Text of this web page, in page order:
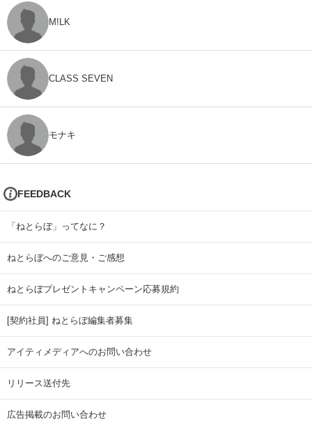
M!LK
CLASS SEVEN
モナキ
FEEDBACK
「ねとらぼ」ってなに？
ねとらぼへのご意見・ご感想
ねとらぼプレゼントキャンペーン応募規約
[契約社員] ねとらぼ編集者募集
アイティメディアへのお問い合わせ
リリース送付先
広告掲載のお問い合わせ